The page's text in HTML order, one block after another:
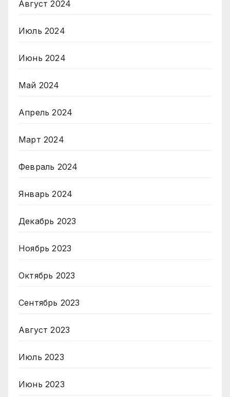
Август 2024
Июль 2024
Июнь 2024
Май 2024
Апрель 2024
Март 2024
Февраль 2024
Январь 2024
Декабрь 2023
Ноябрь 2023
Октябрь 2023
Сентябрь 2023
Август 2023
Июль 2023
Июнь 2023